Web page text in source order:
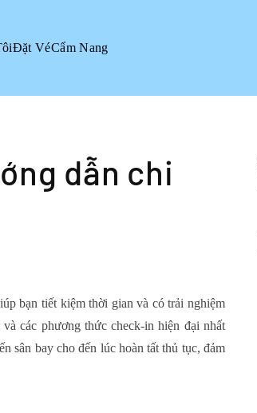
Đặt VéCẩm Nang
dẫn chi
bạn tiết kiệm thời gian và có trải nghiệm
các phương thức check-in hiện đại nhất
sân bay cho đến lúc hoàn tất thủ tục, đảm